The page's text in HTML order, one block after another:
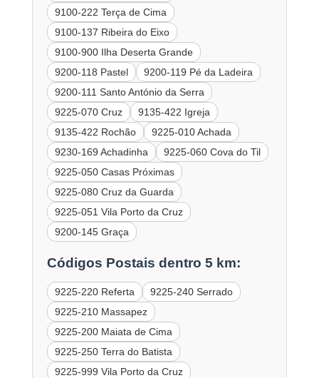
9100-222 Terça de Cima
9100-137 Ribeira do Eixo
9100-900 Ilha Deserta Grande
9200-118 Pastel
9200-119 Pé da Ladeira
9200-111 Santo António da Serra
9225-070 Cruz
9135-422 Igreja
9135-422 Rochão
9225-010 Achada
9230-169 Achadinha
9225-060 Cova do Til
9225-050 Casas Próximas
9225-080 Cruz da Guarda
9225-051 Vila Porto da Cruz
9200-145 Graça
Códigos Postais dentro 5 km:
9225-220 Referta
9225-240 Serrado
9225-210 Massapez
9225-200 Maiata de Cima
9225-250 Terra do Batista
9225-999 Vila Porto da Cruz